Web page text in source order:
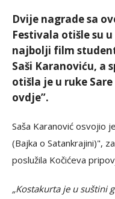
Dvije nagrade sa
Festivala otišle su
najbolji film
Saši Karanoviću, a
otišla je u ruke
ovdje”.
Saša Karanović osvojio
(Bajka o Satankrajini)",
poslužila Kočićeva
„Kostakurta je u suštini